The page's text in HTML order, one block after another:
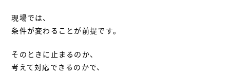
現場では、
条件が変わることが前提です。
そのときに止まるのか、
考えて対応できるのかで、